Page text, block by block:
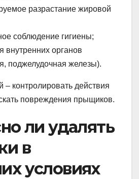
разрастание жировой
соблюдение гигиены;
внутренних органов
поджелудочная железы).
– контролировать действия
повреждения прыщиков.
ли удалять
в
условиях